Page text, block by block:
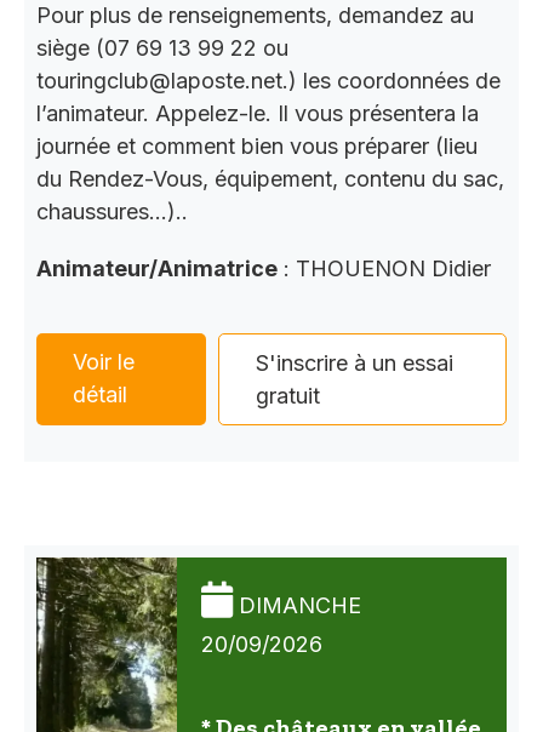
Pour plus de renseignements, demandez au
siège (07 69 13 99 22 ou
touringclub@laposte.net.) les coordonnées de
l’animateur. Appelez-le. Il vous présentera la
journée et comment bien vous préparer (lieu
du Rendez-Vous, équipement, contenu du sac,
chaussures…)..
Animateur/Animatrice : THOUENON Didier
Voir le
détail
S'inscrire à un essai
gratuit
DIMANCHE
20/09/2026